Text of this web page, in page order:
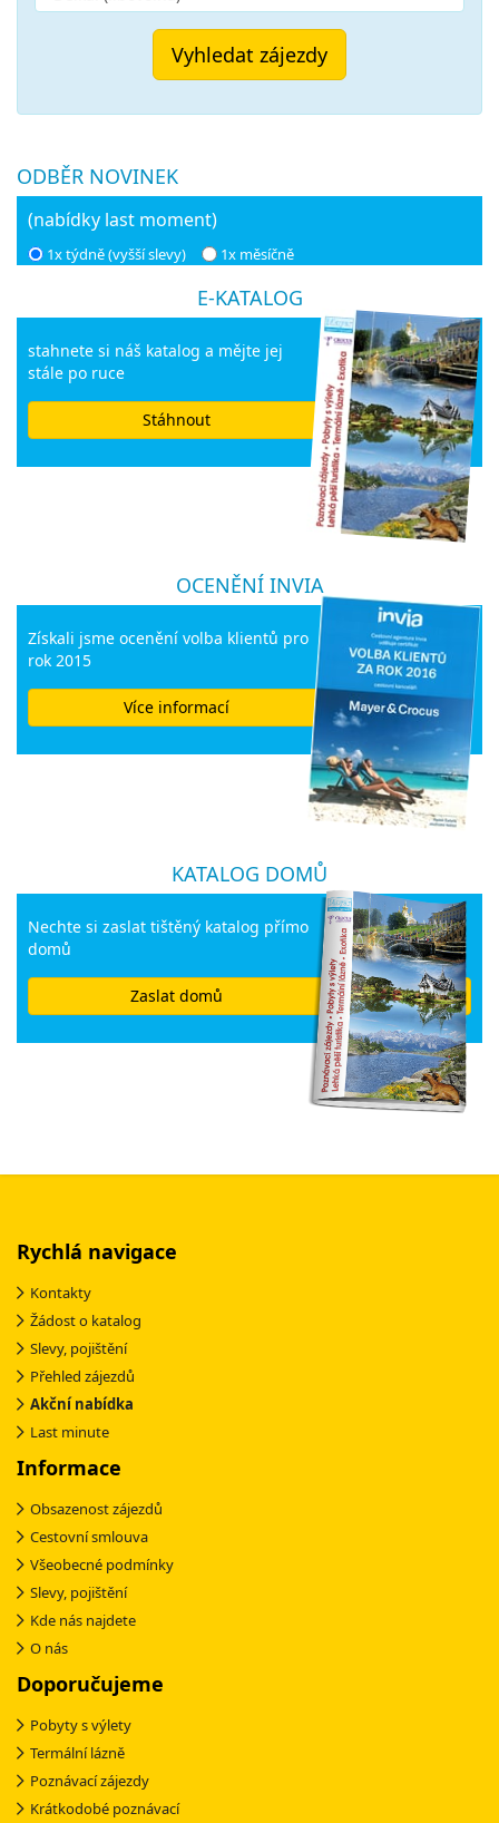
Vyhledat zájezdy
ODBĚR NOVINEK
(nabídky last moment)
1x týdně (vyšší slevy) 1x měsíčně
E-KATALOG
stahnete si náš katalog a mějte jej
stále po ruce
Stáhnout
OCENĚNÍ INVIA
Získali jsme ocenění volba klientů pro
rok 2015
Více informací
KATALOG DOMŮ
Nechte si zaslat tištěný katalog přímo
domů
Zaslat domů
Rychlá navigace
Kontakty
Žádost o katalog
Slevy, pojištění
Přehled zájezdů
Akční nabídka
Last minute
Informace
Obsazenost zájezdů
Cestovní smlouva
Všeobecné podmínky
Slevy, pojištění
Kde nás najdete
O nás
Doporučujeme
Pobyty s výlety
Termální lázně
Poznávací zájezdy
Krátkodobé poznávací